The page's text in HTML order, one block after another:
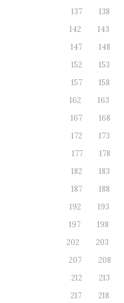
137
138
142
143
147
148
152
153
157
158
162
163
167
168
172
173
177
178
182
183
187
188
192
193
197
198
202
203
207
208
212
213
217
218